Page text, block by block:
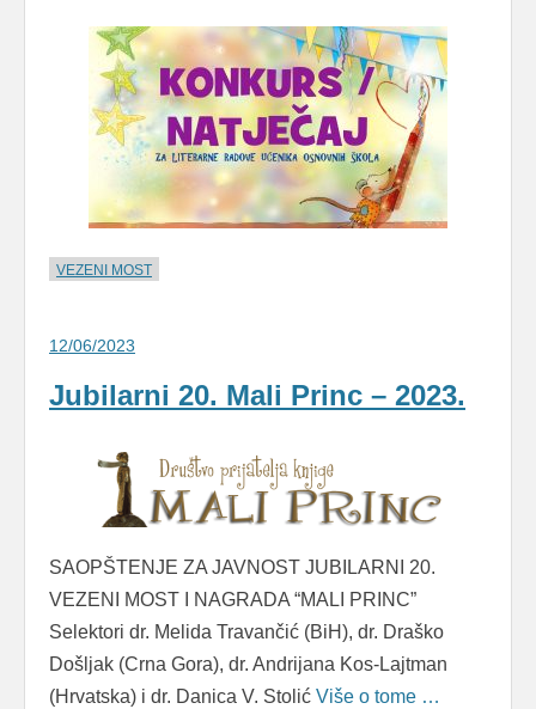
VEZENI MOST
12/06/2023
Jubilarni 20. Mali Princ – 2023.
SAOPŠTENJE ZA JAVNOST JUBILARNI 20.
VEZENI MOST I NAGRADA “MALI PRINC”
Selektori dr. Melida Travančić (BiH), dr. Draško
Došljak (Crna Gora), dr. Andrijana Kos-Lajtman
(Hrvatska) i dr. Danica V. Stolić Više o tome …